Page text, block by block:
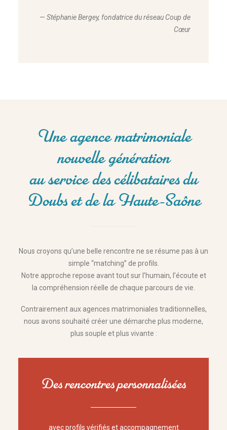
— Stéphanie Bergey, fondatrice du réseau Coup de
Cœur
Une agence matrimoniale
nouvelle génération
au service des célibataires du
Doubs et de la Haute-Saône
Nous croyons qu’une belle rencontre ne se résume pas à un
simple “matching” de profils.
Notre approche repose avant tout sur l’humain, l’écoute et
la compréhension réelle de chaque parcours de vie.
Contrairement aux agences matrimoniales traditionnelles,
nous avons souhaité créer une démarche plus moderne,
plus souple et plus vivante :
Des rencontres personnalisées
avec profils vérifiés et accompagnement